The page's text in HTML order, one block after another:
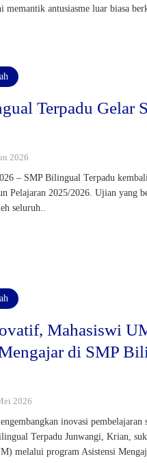
memantik antusiasme luar biasa
Terpadu Gelar
2026
– SMP Bilingual Terpadu
Pelajaran 2025/2026. Ujian yang
seluruh..
Mahasiswi
di SMP
2026
inovasi
Terpadu Junwangi, Krian,
melalui program Asistensi